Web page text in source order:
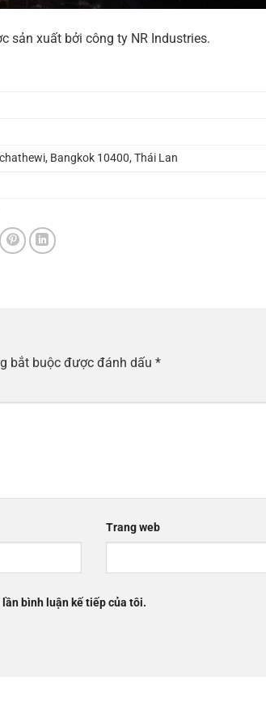
sản xuất bởi công ty NR Industries.
Bangkok 10400, Thái Lan
bắt buộc được đánh dấu *
Trang web
bình luận kế tiếp của tôi.